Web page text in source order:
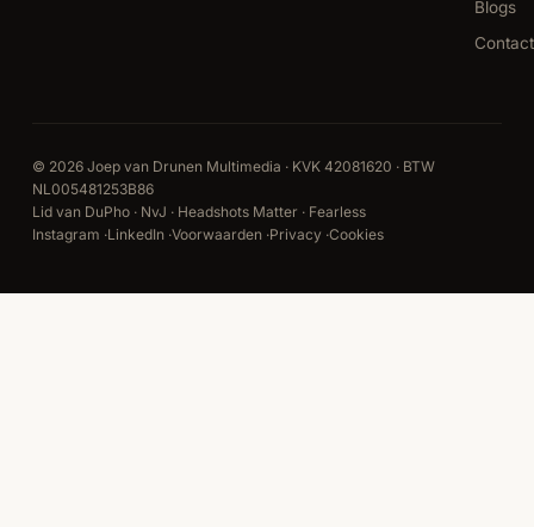
Blogs
Contact
© 2026 Joep van Drunen Multimedia · KVK 42081620 · BTW
NL005481253B86
Lid van DuPho · NvJ · Headshots Matter · Fearless
Instagram ·LinkedIn ·Voorwaarden ·Privacy ·Cookies